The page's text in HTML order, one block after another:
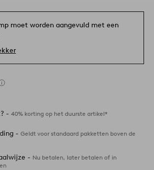
moet worden aangevuld met een
- 40% korting op het duurste artikel*
- Geldt voor standaard pakketten boven de
- Nu betalen, later betalen of in